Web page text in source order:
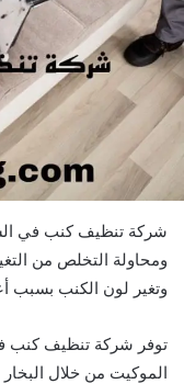
شركة تنظيف كنب في
ومحاولة التخلص من
وتغير لون الكنب بسبب
توفر شركة تنظيف كنب
الموكيت من خلال